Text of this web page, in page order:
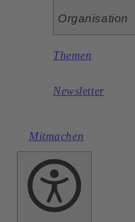
Organisation
Themen
Newsletter
Mitmachen